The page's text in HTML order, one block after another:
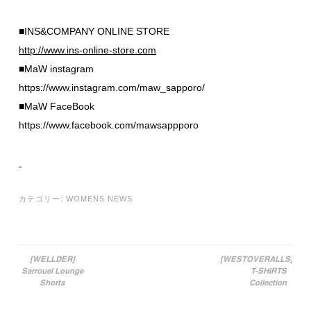
■INS&COMPANY ONLINE STORE
http://www.ins-online-store.com
■MaW instagram
https://www.instagram.com/maw_sapporo/
■MaW FaceBook
https://www.facebook.com/mawsappporo
カテゴリー: WOMENS NEWS
投稿ナビゲーション
[WELLDER]
Sarrouel Lounge
Shorts
[WESTOVERALLS]
T-SHIRTS
Collection